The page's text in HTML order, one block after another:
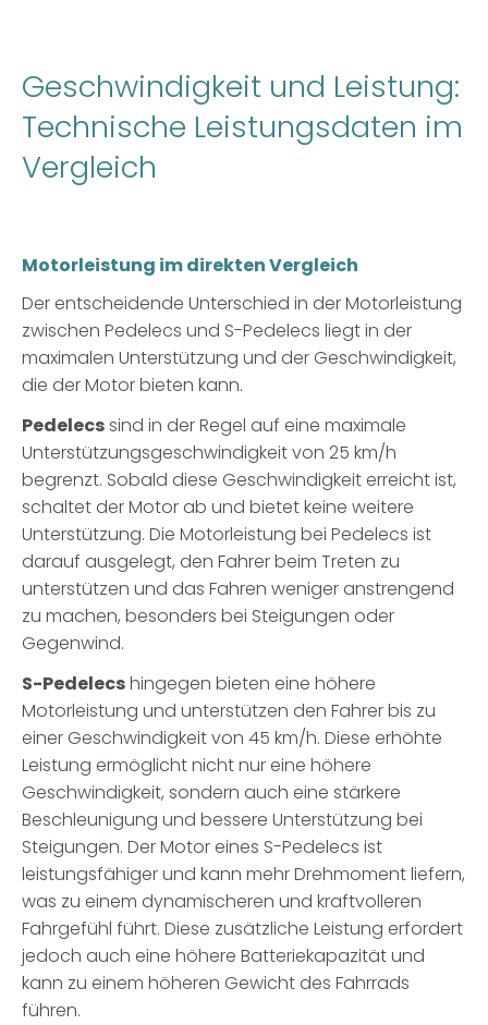
Geschwindigkeit und Leistung:
Technische Leistungsdaten im
Vergleich
Motorleistung im direkten Vergleich
Der entscheidende Unterschied in der Motorleistung
zwischen Pedelecs und S-Pedelecs liegt in der
maximalen Unterstützung und der Geschwindigkeit,
die der Motor bieten kann.
Pedelecssind in der Regel auf eine maximale
Unterstützungsgeschwindigkeit von 25 km/h
begrenzt. Sobald diese Geschwindigkeit erreicht ist,
schaltet der Motor ab und bietet keine weitere
Unterstützung. Die Motorleistung bei Pedelecs ist
darauf ausgelegt, den Fahrer beim Treten zu
unterstützen und das Fahren weniger anstrengend
zu machen, besonders bei Steigungen oder
Gegenwind.
S-Pedelecshingegen bieten eine höhere
Motorleistung und unterstützen den Fahrer bis zu
einer Geschwindigkeit von 45 km/h. Diese erhöhte
Leistung ermöglicht nicht nur eine höhere
Geschwindigkeit, sondern auch eine stärkere
Beschleunigung und bessere Unterstützung bei
Steigungen. Der Motor eines S-Pedelecs ist
leistungsfähiger und kann mehr Drehmoment liefern,
was zu einem dynamischeren und kraftvolleren
Fahrgefühl führt. Diese zusätzliche Leistung erfordert
jedoch auch eine höhere Batteriekapazität und
kann zu einem höheren Gewicht des Fahrrads
führen.